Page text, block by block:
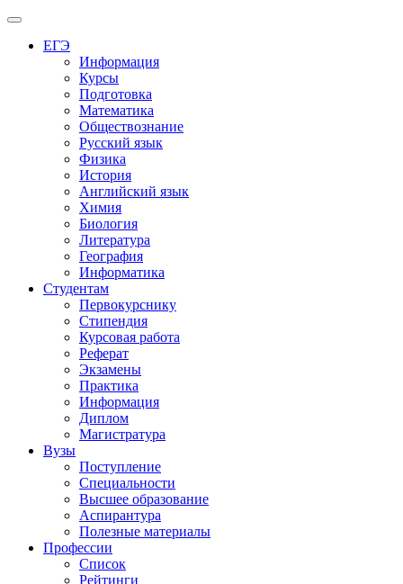
Меню
ЕГЭ
Информация
Курсы
Подготовка
Математика
Обществознание
Русский язык
Физика
История
Английский язык
Химия
Биология
Литература
География
Информатика
Студентам
Первокурснику
Стипендия
Курсовая работа
Реферат
Экзамены
Практика
Информация
Диплом
Магистратура
Вузы
Поступление
Специальности
Высшее образование
Аспирантура
Полезные материалы
Профессии
Список
Рейтинги